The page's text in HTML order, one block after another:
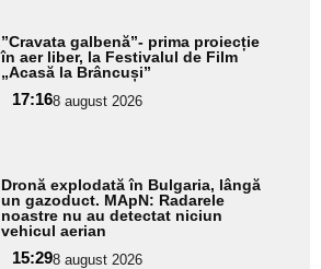
”Cravata galbenă”- prima proiecție
în aer liber, la Festivalul de Film
„Acasă la Brâncuși”
17:168 august 2026
Dronă explodată în Bulgaria, lângă
un gazoduct. MApN: Radarele
noastre nu au detectat niciun
vehicul aerian
15:298 august 2026